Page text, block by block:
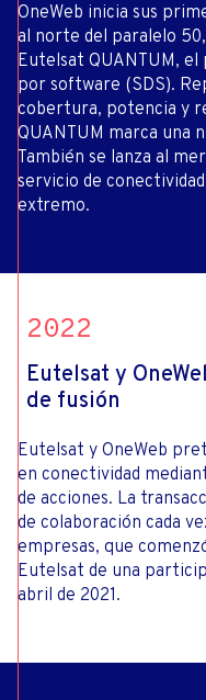
OneWeb inicia sus
al norte del paralelo
Eutelsat QUANTUM,
por software (SDS).
cobertura, potencia y
QUANTUM marca una
También se lanza al
servicio de
extremo.
2022
Eutelsat y
de fusión
Eutelsat y OneWeb
en conectividad
de acciones. La
de colaboración cada
empresas, que
Eutelsat de una
abril de 2021.